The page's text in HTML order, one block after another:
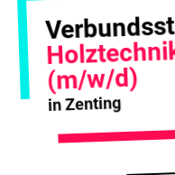
(m/w/d)
in Zenting